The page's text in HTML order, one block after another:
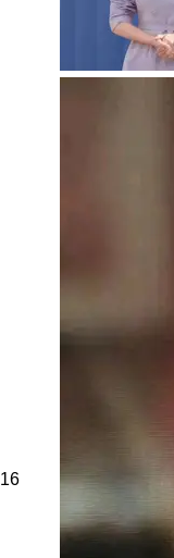
16